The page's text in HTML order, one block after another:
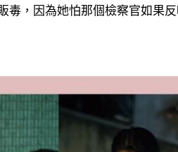
毒，因為她怕那個檢察官如果